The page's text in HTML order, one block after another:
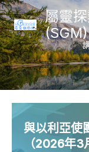
Skip
to
content
屬靈
(SGM)
與以利亞使
（2026年3